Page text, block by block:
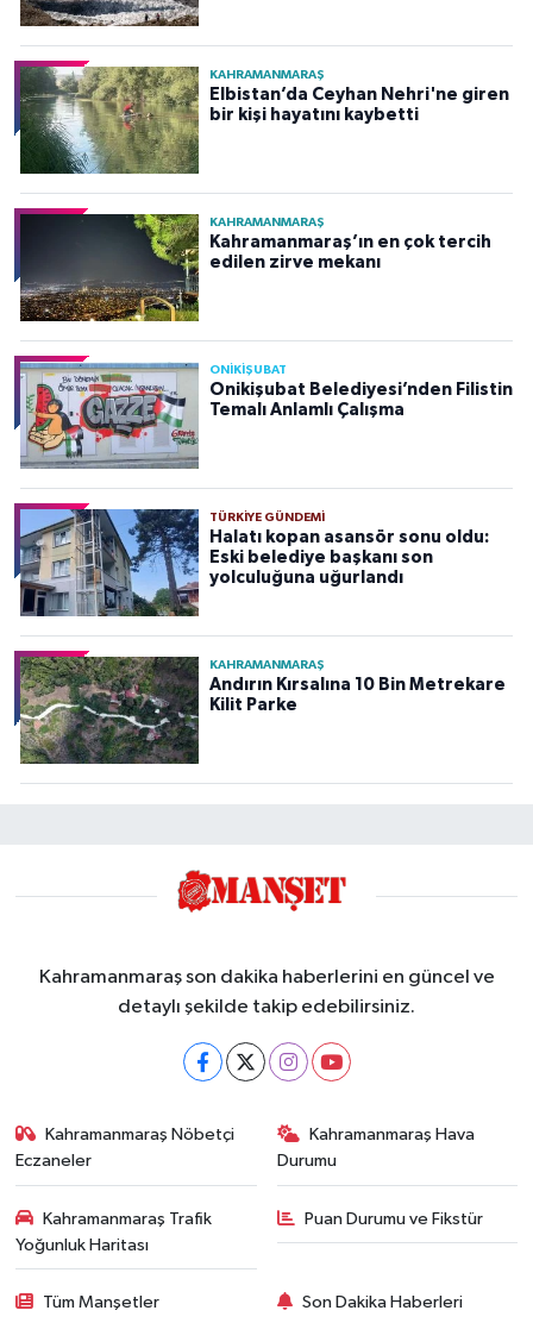
KAHRAMANMARAŞ
Elbistan’da Ceyhan Nehri'ne giren
bir kişi hayatını kaybetti
KAHRAMANMARAŞ
Kahramanmaraş’ın en çok tercih
edilen zirve mekanı
ONİKİŞUBAT
Onikişubat Belediyesi’nden Filistin
Temalı Anlamlı Çalışma
TÜRKIYE GÜNDEMI
Halatı kopan asansör sonu oldu:
Eski belediye başkanı son
yolculuğuna uğurlandı
KAHRAMANMARAŞ
Andırın Kırsalına 10 Bin Metrekare
Kilit Parke
Kahramanmaraş son dakika haberlerini en güncel ve
detaylı şekilde takip edebilirsiniz.
Kahramanmaraş Nöbetçi
Eczaneler
Kahramanmaraş Hava
Durumu
Kahramanmaraş Trafik
Yoğunluk Haritası
Puan Durumu ve Fikstür
Tüm Manşetler Son Dakika Haberleri